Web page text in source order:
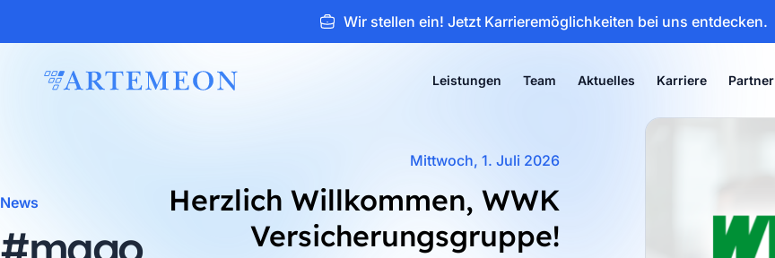
Wir stellen ein! Jetzt Karrieremöglichkeiten bei uns entdecken.
ARTEMEON Leistungen Team Aktuelles Karriere Partner
News
#mago
Mittwoch, 1. Juli 2026
Herzlich Willkommen, WWK
Versicherungsgruppe!